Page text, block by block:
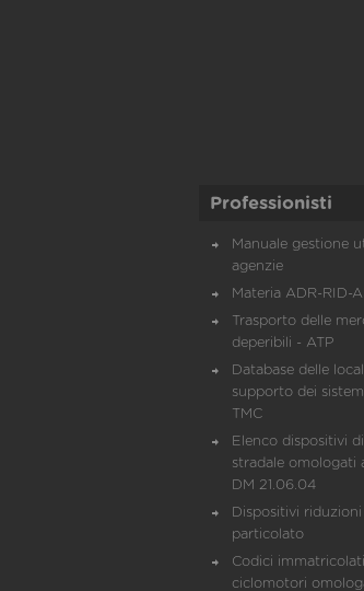
Professionisti
Manuale gestione
agenzie
Materia ADR-RID-
Trasporto delle
deperibili - ATP
Database delle
supporto dei
TMC
Elenco dispositivi
stradale omologati
DM 21.06.04
Dispositivi riduzioni
particolato
Codici
ciclomotori